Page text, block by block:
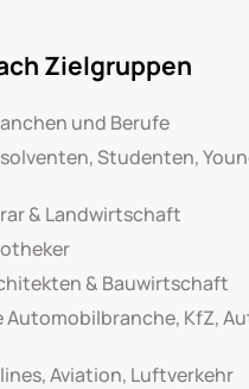
Zielgruppen
und Berufe
Studenten,
& Landwirtschaft
& Bauwirtschaft
Automobilbranche, KfZ,
Aviation, Luftverkehr